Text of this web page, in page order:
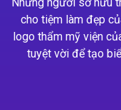
cho tiệm làm đẹp
logo thẩm mỹ viện
tuyệt vời để tạo